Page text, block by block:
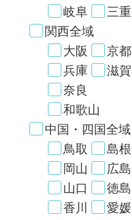
岐阜
三重
関西全域
大阪
京都
兵庫
滋賀
奈良
和歌山
中国・四国全域
鳥取
島根
岡山
広島
山口
徳島
香川
愛媛